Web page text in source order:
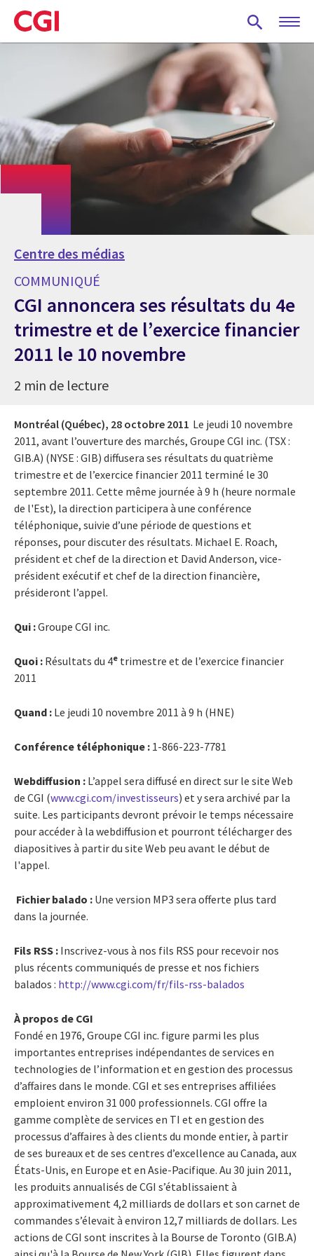
Skip
to
main
Centre des médias
COMMUNIQUÉ
CGI annoncera ses résultats du 4e
trimestre et de l’exercice financier
2011 le 10 novembre
2 min de lecture
Montréal (Québec), 28 octobre 2011 Le jeudi 10 novembre
2011, avant l’ouverture des marchés, Groupe CGI inc. (TSX :
GIB.A) (NYSE : GIB) diffusera ses résultats du quatrième
trimestre et de l’exercice financier 2011 terminé le 30
septembre 2011. Cette même journée à 9 h (heure normale
de l'Est), la direction participera à une conférence
téléphonique, suivie d’une période de questions et
réponses, pour discuter des résultats. Michael E. Roach,
président et chef de la direction et David Anderson, vice-
président exécutif et chef de la direction financière,
présideront l’appel.
Qui :Groupe CGI inc.
Quoi : Résultats du 4e trimestre et de l’exercice financier
2011
Quand : Le jeudi 10 novembre 2011 à 9 h (HNE)
Conférence téléphonique : 1-866-223-7781
Webdiffusion : L’appel sera diffusé en direct sur le site Web
de CGI (www.cgi.com/investisseurs) et y sera archivé par la
suite. Les participants devront prévoir le temps nécessaire
pour accéder à la webdiffusion et pourront télécharger des
diapositives à partir du site Web peu avant le début de
l'appel.
Fichier balado : Une version MP3 sera offerte plus tard
dans la journée.
Fils RSS : Inscrivez-vous à nos fils RSS pour recevoir nos
plus récents communiqués de presse et nos fichiers
balados : http://www.cgi.com/fr/fils-rss-balados
À propos de CGI
Fondé en 1976, Groupe CGI inc. figure parmi les plus
importantes entreprises indépendantes de services en
technologies de l’information et en gestion des processus
d’affaires dans le monde. CGI et ses entreprises affiliées
emploient environ 31 000 professionnels. CGI offre la
gamme complète de services en TI et en gestion des
processus d’affaires à des clients du monde entier, à partir
de ses bureaux et de ses centres d’excellence au Canada, aux
États-Unis, en Europe et en Asie-Pacifique. Au 30 juin 2011,
les produits annualisés de CGI s’établissaient à
approximativement 4,2 milliards de dollars et son carnet de
commandes s’élevait à environ 12,7 milliards de dollars. Les
actions de CGI sont inscrites à la Bourse de Toronto (GIB.A)